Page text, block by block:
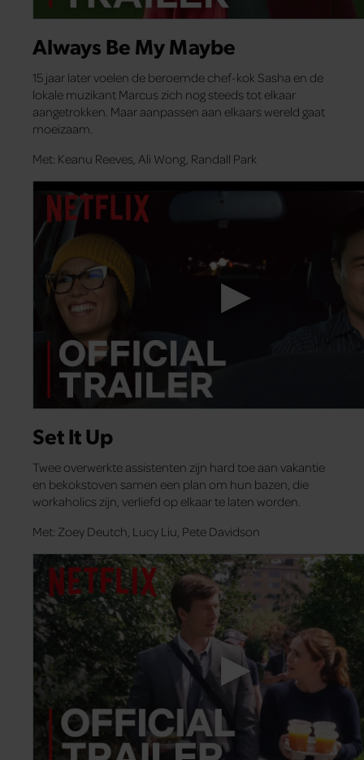
Always Be My Maybe
15 jaar later voelen de beroemde chef-kok Sasha en de
lokale muzikant Marcus zich nog steeds tot elkaar
aangetrokken. Maar aanpassen aan elkaars wereld gaat
moeizaam.
Met: Keanu Reeves, Ali Wong, Randall Park
Set It Up
Twee overwerkte assistenten zijn hard toe aan vakantie
en bekokstoven samen een plan om hun bazen, die
workaholics zijn, verliefd op elkaar te laten worden.
Met: Zoey Deutch, Lucy Liu, Pete Davidson